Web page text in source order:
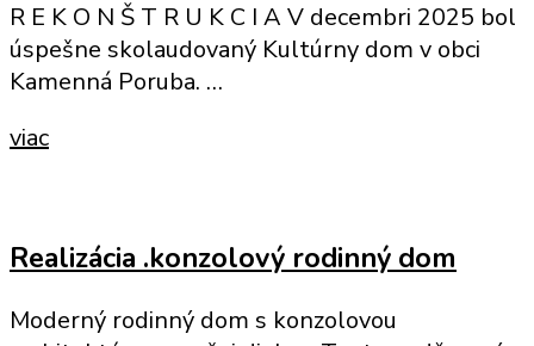
R E K O N Š T R U K C I A V decembri 2025 bol
úspešne skolaudovaný Kultúrny dom v obci
Kamenná Poruba. …
viac
Realizácia .konzolový rodinný dom
Moderný rodinný dom s konzolovou